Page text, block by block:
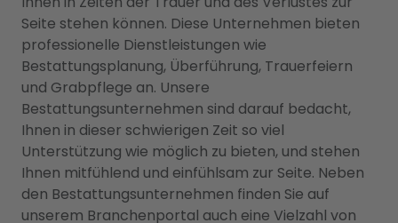
Seite stehen können. Diese Unternehmen bieten
professionelle Dienstleistungen wie
Bestattungsplanung, Überführung, Trauerfeiern
und Grabpflege an. Unsere
Bestattungsunternehmen sind darauf bedacht,
Ihnen in dieser schwierigen Zeit so viel
Unterstützung wie möglich zu bieten, und stehen
Ihnen mitfühlend und einfühlsam zur Seite. Neben
den Bestattungsunternehmen finden Sie auf
unserem Branchenportal auch eine Vielzahl von